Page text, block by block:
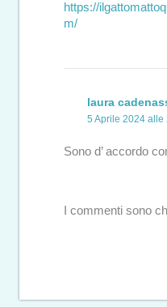
https://
m/
laura
5 Aprile 2024 alle
Sono d’ accordo
I commenti sono